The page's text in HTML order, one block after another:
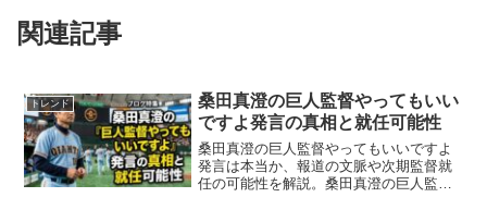
関連記事
トレンド
桑田真澄の巨人監督やってもいい
ですよ発言の真相と就任可能性
桑田真澄の巨人監督やってもいいですよ
発言は本当か、報道の文脈や次期監督就
任の可能性を解説。桑田真澄の巨人監督